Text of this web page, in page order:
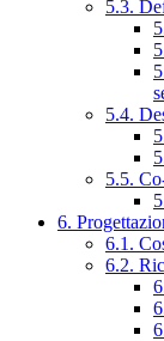
5.3.
5.4.
5.5.
6.
6.1.
6.2.